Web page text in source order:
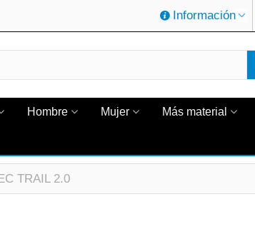
Información
Hombre Mujer Más material
TRAIL 2.0